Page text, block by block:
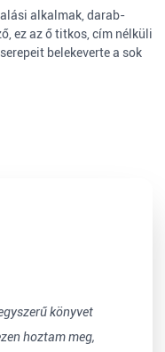
alkalmak, darab-
ez az ő titkos, cím nélküli
belekeverte a sok
hoztam meg,